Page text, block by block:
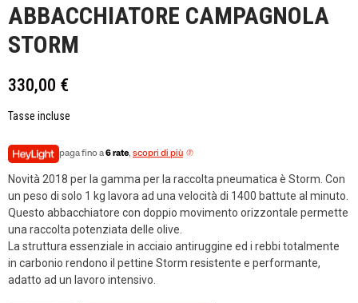
ABBACCHIATORE CAMPAGNOLA
STORM
330,00 €
Tasse incluse
paga fino a6 rate, scopri di più
Novità 2018 per la gamma per la raccolta pneumatica è Storm. Con
un peso di solo 1 kg lavora ad una velocità di 1400 battute al minuto.
Questo abbacchiatore con doppio movimento orizzontale permette
una raccolta potenziata delle olive.
La struttura essenziale in acciaio antiruggine ed i rebbi totalmente
in carbonio rendono il pettine Storm resistente e performante,
adatto ad un lavoro intensivo.